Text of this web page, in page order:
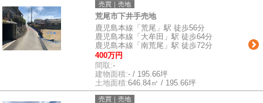
売買｜売地
荒尾市下井手売地
鹿児島本線「荒尾」駅 徒歩56分
鹿児島本線「大牟田」駅 徒歩64分
鹿児島本線「南荒尾」駅 徒歩72分
400万円
間取:-
建物面積:- / 195.66坪
土地面積:646.84㎡ / 195.66坪
売買｜売地